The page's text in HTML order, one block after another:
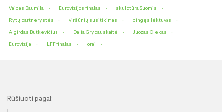
Vaidas Baumila
Eurovizijos finalas
skulptūra Suomis
Rytų partnerystės
viršūnių susitikimas
dingęs lėktuvas
Algirdas Butkevičius
Dalia Grybauskaitė
Juozas Olekas
Eurovizija
LFF finalas orai
Rūšiuoti pagal: